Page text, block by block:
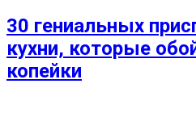
30 гениальных
кухни, которые
копейки